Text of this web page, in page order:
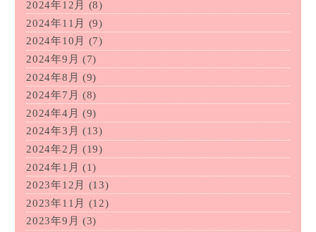
2024年12月
(8)
2024年11月
(9)
2024年10月
(7)
2024年9月 (7)
2024年8月 (9)
2024年7月 (8)
2024年4月 (9)
2024年3月 (13)
2024年2月 (19)
2024年1月 (1)
2023年12月
(13)
2023年11月
(12)
2023年9月 (3)